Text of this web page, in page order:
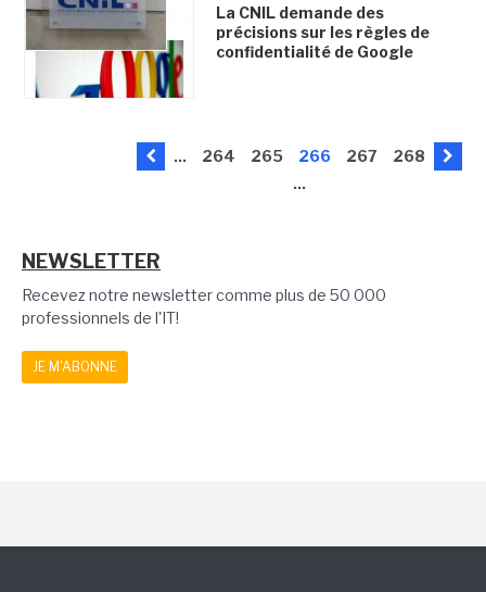
La CNIL demande des
précisions sur les règles de
confidentialité de Google
... 264 265 266 267
268
...
NEWSLETTER
Recevez notre newsletter comme plus de 50 000
professionnels de l'IT!
JE M'ABONNE